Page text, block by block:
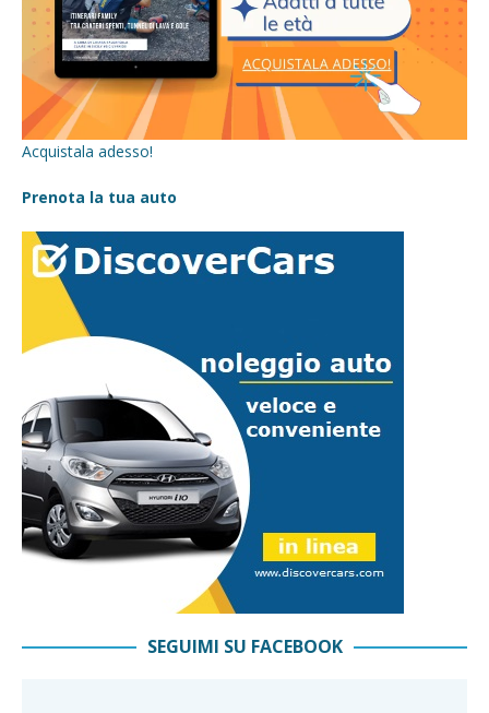
Acquistala adesso!
Prenota la tua auto
SEGUIMI SU FACEBOOK